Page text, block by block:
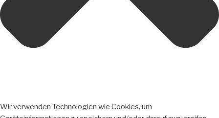
Wir verwenden Technologien wie Cookies, um